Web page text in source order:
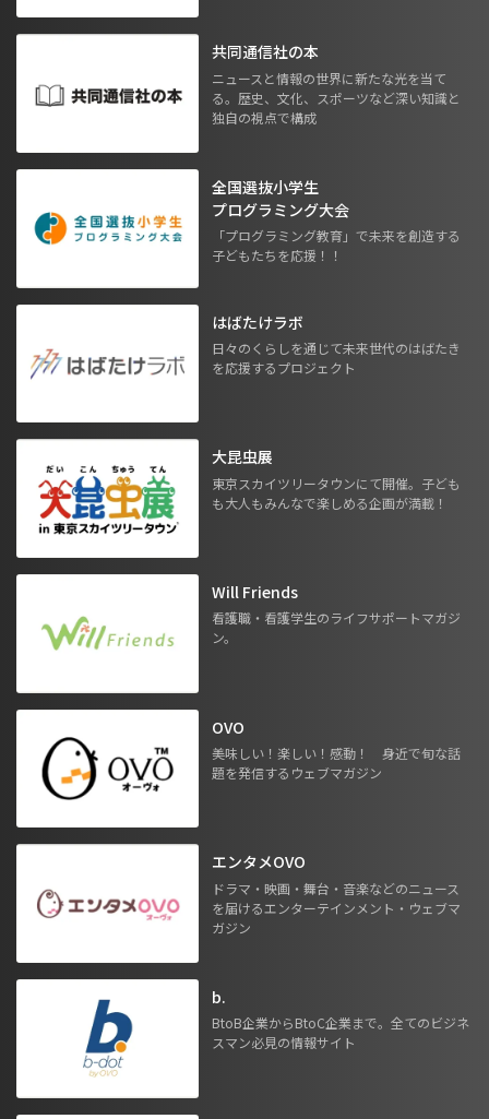
共同通信社の本
ニュースと情報の世界に新たな光を当て
る。歴史、文化、スポーツなど深い知識と
独自の視点で構成
全国選抜小学生
プログラミング大会
「プログラミング教育」で未来を創造する
子どもたちを応援！！
はばたけラボ
日々のくらしを通じて未来世代のはばたき
を応援するプロジェクト
大昆虫展
東京スカイツリータウンにて開催。子ども
も大人もみんなで楽しめる企画が満載！
Will Friends
看護職・看護学生のライフサポートマガジ
ン。
OVO
美味しい！楽しい！感動！ 身近で旬な話
題を発信するウェブマガジン
エンタメOVO
ドラマ・映画・舞台・音楽などのニュース
を届けるエンターテインメント・ウェブマ
ガジン
b.
BtoB企業からBtoC企業まで。全てのビジネ
スマン必見の情報サイト